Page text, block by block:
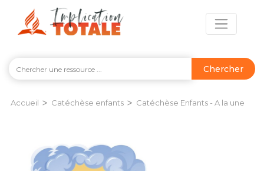
Chercher
Accueil > Catéchèse enfants > Catéchèse Enfants - A la une